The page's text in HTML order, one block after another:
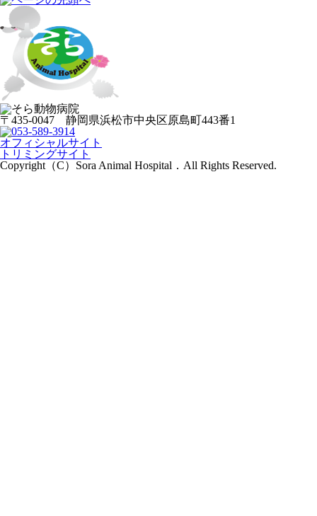
〒435-0047 静岡県浜松市中央区原島町443番1
オフィシャルサイト
トリミングサイト
Copyright（C）Sora Animal Hospital．All Rights Reserved.